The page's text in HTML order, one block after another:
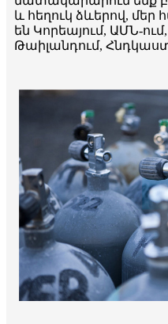
և հեղուկ ձևերով,
են Կորեայում, ԱՄՆ-
Թաիլանդում,